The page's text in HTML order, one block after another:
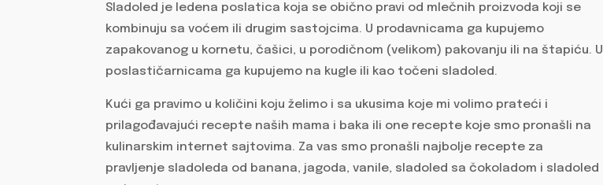
Sladoled je ledena poslatica koja se obično pravi od mlečnih proizvoda koji se
kombinuju sa voćem ili drugim sastojcima. U prodavnicama ga kupujemo
zapakovanog u kornetu, čašici, u porodičnom (velikom) pakovanju ili na štapiću. U
poslastičarnicama ga kupujemo na kugle ili kao točeni sladoled.
Kući ga pravimo u količini koju želimo i sa ukusima koje mi volimo prateći i
prilagođavajući recepte naših mama i baka ili one recepte koje smo pronašli na
kulinarskim internet sajtovima. Za vas smo pronašli najbolje recepte za
pravljenje sladoleda od banana, jagoda, vanile, sladoled sa čokoladom i sladoled